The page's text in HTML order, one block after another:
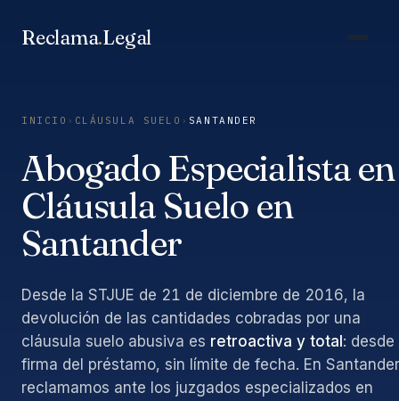
Reclama.Legal
INICIO › CLÁUSULA SUELO › SANTANDER
Abogado Especialista en
Cláusula Suelo en
Santander
Desde la STJUE de 21 de diciembre de 2016, la
devolución de las cantidades cobradas por una
cláusula suelo abusiva es retroactiva y total : desde
firma del préstamo, sin límite de fecha. En
reclamamos ante los juzgados especializados en